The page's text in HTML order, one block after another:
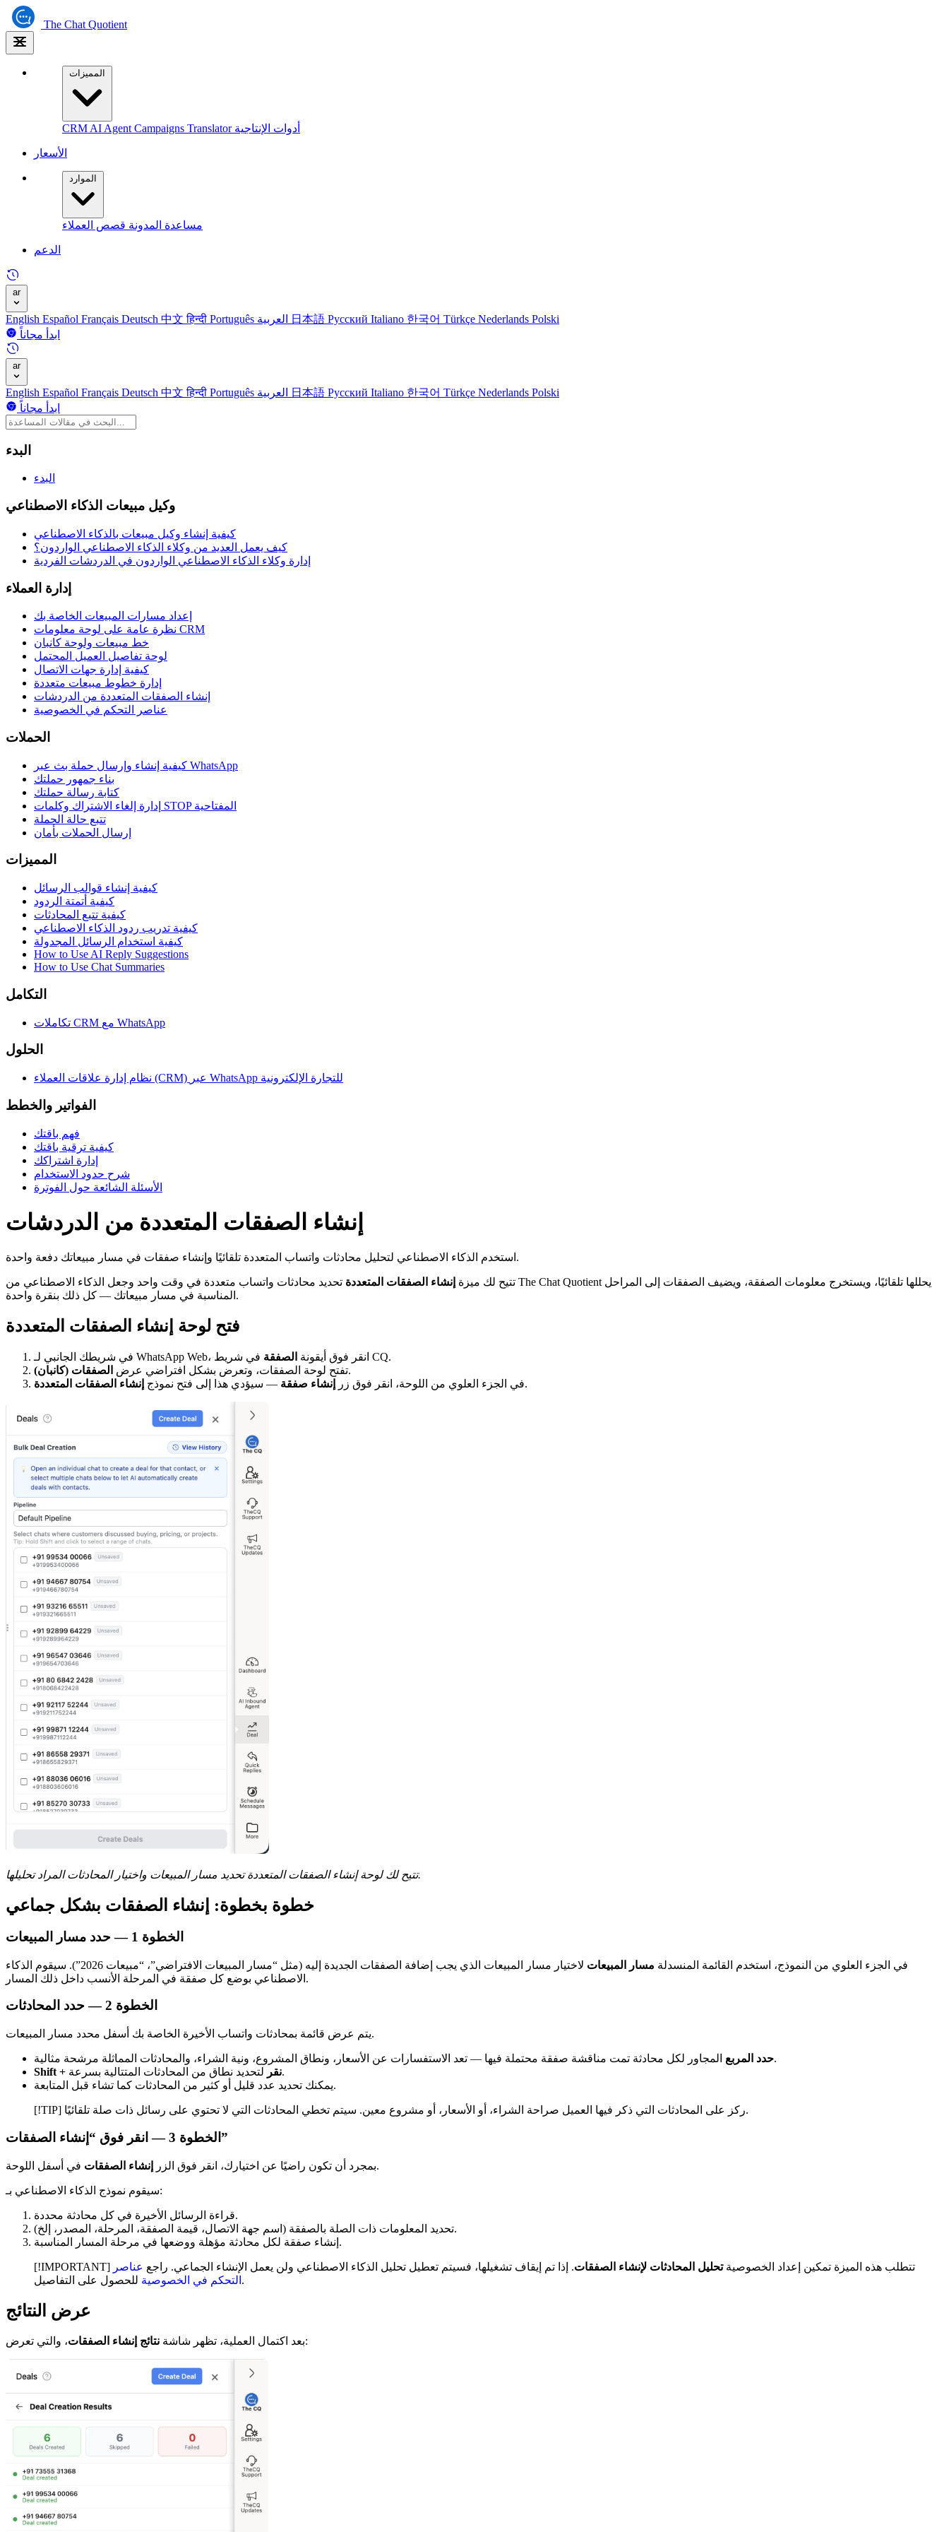
The Chat Quotient
المميزات
CRM AI Agent Campaigns Translator أدوات الإنتاجية
الأسعار
الموارد
مساعدة المدونة قصص العملاء
الدعم
ar
English Español Français Deutsch 中文हिन्दी Português 日本語 Русский Italiano 한국어 Türkçe Nederlands Polski
ابدأ مجاناً
ar
English Español Français Deutsch 中文हिन्दी Português 日本語 Русский Italiano 한국어 Türkçe Nederlands Polski
ابدأ مجاناً
البدء
البدء
وكيل مبيعات الذكاء الاصطناعي
كيفية إنشاء وكيل مبيعات بالذكاء الاصطناعي
كيف يعمل العديد من وكلاء الذكاء الاصطناعي الواردون؟
إدارة وكلاء الذكاء الاصطناعي الواردون في الدردشات الفردية
إدارة العملاء
إعداد مسارات المبيعات الخاصة بك
نظرة عامة على لوحة معلومات CRM
خط مبيعات ولوحة كانبان
لوحة تفاصيل العميل المحتمل
كيفية إدارة جهات الاتصال
إدارة خطوط مبيعات متعددة
إنشاء الصفقات المتعددة من الدردشات
عناصر التحكم في الخصوصية
الحملات
كيفية إنشاء وإرسال حملة بث عبر WhatsApp
بناء جمهور حملتك
كتابة رسالة حملتك
إدارة إلغاء الاشتراك وكلمات STOP المفتاحية
تتبع حالة الحملة
إرسال الحملات بأمان
المميزات
كيفية إنشاء قوالب الرسائل
كيفية أتمتة الردود
كيفية تتبع المحادثات
كيفية تدريب ردود الذكاء الاصطناعي
كيفية استخدام الرسائل المجدولة
How to Use AI Reply Suggestions
How to Use Chat Summaries
التكامل
تكاملات CRM مع WhatsApp
الحلول
نظام إدارة علاقات العملاء (CRM) عبر WhatsApp للتجارة الإلكترونية
الفواتير والخطط
فهم باقتك
كيفية ترقية باقتك
إدارة اشتراكك
شرح حدود الاستخدام
الأسئلة الشائعة حول الفوترة
إنشاء الصفقات المتعددة من الدردشات
استخدم الذكاء الاصطناعي لتحليل محادثات واتساب المتعددة تلقائيًا وإنشاء صفقات في مسار مبيعاتك دفعة واحدة.
تتيح لك ميزة إنشاء الصفقات المتعددة تحديد محادثات واتساب متعددة في وقت واحد وجعل الذكاء الاصطناعي من The Chat Quotient يحللها تلقائيًا، ويستخرج معلومات الصفقة، ويضيف الصفقات إلى المراحل
المناسبة في مسار مبيعاتك — كل ذلك بنقرة واحدة.
فتح لوحة إنشاء الصفقات المتعددة
في شريطك الجانبي لـ WhatsApp Web، انقر فوق أيقونة الصفقة
في شريط CQ.
تفتح لوحة الصفقات، وتعرض بشكل افتراضي عرض الصفقات (كانبان)
.
في الجزء العلوي من اللوحة، انقر فوق زر
إنشاء صفقة — سيؤدي هذا إلى فتح نموذج إنشاء الصفقات المتعددة .
تتيح لك لوحة إنشاء الصفقات المتعددة تحديد مسار المبيعات واختيار المحادثات المراد تحليلها.
خطوة بخطوة: إنشاء الصفقات بشكل جماعي
الخطوة 1 — حدد مسار المبيعات
في الجزء العلوي من النموذج، استخدم القائمة المنسدلة مسار المبيعات
لاختيار مسار المبيعات الذي يجب إضافة الصفقات الجديدة إليه (مثل “مسار المبيعات الافتراضي”، “مبيعات 2026”). سيقوم الذكاء
الاصطناعي بوضع كل صفقة في المرحلة الأنسب داخل ذلك المسار.
الخطوة 2 — حدد المحادثات
يتم عرض قائمة بمحادثات واتساب الأخيرة الخاصة بك أسفل محدد مسار المبيعات.
حدد المربعالمجاور لكل محادثة تمت مناقشة صفقة محتملة فيها — تعد الاستفسارات عن الأسعار، ونطاق المشروع، ونية الشراء، والمحادثات المماثلة مرشحة مثالية.
Shift + نقرلتحديد نطاق من المحادثات المتتالية بسرعة.
يمكنك تحديد عدد قليل أو كثير من المحادثات كما تشاء قبل المتابعة.
[!TIP] ركز على المحادثات التي ذكر فيها العميل صراحة الشراء، أو الأسعار، أو مشروع معين. سيتم تخطي المحادثات التي لا تحتوي على رسائل ذات صلة تلقائيًا.
الخطوة 3 — انقر فوق “إنشاء الصفقات”
بمجرد أن تكون راضيًا عن اختيارك، انقر فوق الزر إنشاء الصفقات في أسفل اللوحة.
سيقوم نموذج الذكاء الاصطناعي بـ:
قراءة الرسائل الأخيرة في كل محادثة محددة.
تحديد المعلومات ذات الصلة بالصفقة (اسم جهة الاتصال، قيمة الصفقة، المرحلة، المصدر، إلخ).
إنشاء صفقة لكل محادثة مؤهلة ووضعها في مرحلة المسار المناسبة.
[!IMPORTANT] تتطلب هذه الميزة تمكين إعداد الخصوصيةتحليل المحادثات لإنشاء الصفقات. إذا تم إيقاف تشغيلها، فسيتم تعطيل تحليل الذكاء الاصطناعي ولن يعمل الإنشاء الجماعي. راجع عناصر
التحكم في الخصوصية للحصول على التفاصيل.
عرض النتائج
بعد اكتمال العملية، تظهر شاشة نتائج إنشاء الصفقات ، والتي تعرض: